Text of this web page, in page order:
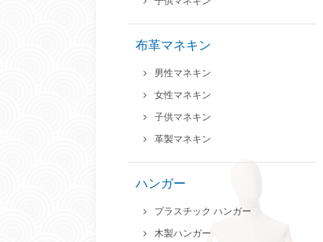
布革マネキン
男性マネキン
女性マネキン
子供マネキン
革製マネキン
ハンガー
プラスチック ハンガー
木製ハンガー